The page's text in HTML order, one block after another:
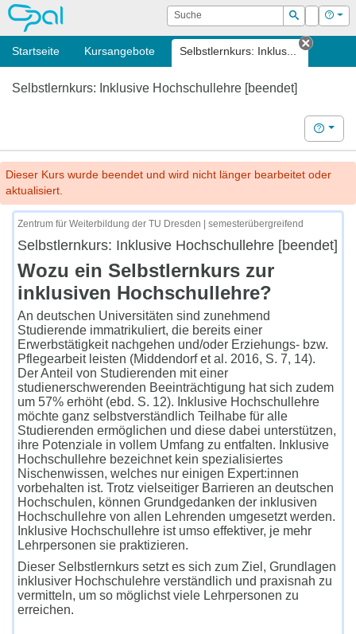
OPAL Suche
Suchen
Login Hilfe
Startseite Kursangebote Selbstlernkurs: Inklus...
Tab
Selbstlernkurs: Inklusive Hochschullehre [beendet]
Hilfe
Dieser Kurs wurde beendet und wird nicht länger bearbeitet oder
aktualisiert.
Zentrum für Weiterbildung der TU Dresden | semesterübergreifend
Selbstlernkurs: Inklusive Hochschullehre [beendet]
Wozu ein Selbstlernkurs zur
inklusiven Hochschullehre?
An deutschen Universitäten sind zunehmend
Studierende immatrikuliert, die bereits einer
Erwerbstätigkeit nachgehen und/oder Erziehungs- bzw.
Pflegearbeit leisten (Middendorf et al. 2016, S. 7, 14).
Der Anteil von Studierenden mit einer
studienerschwerenden Beeinträchtigung hat sich zudem
um 57% erhöht (ebd. S. 12). Inklusive Hochschullehre
möchte ganz selbstverständlich Teilhabe für alle
Studierenden ermöglichen und diese dabei unterstützen,
ihre Potenziale in vollem Umfang zu entfalten. Inklusive
Hochschullehre bezeichnet kein spezialisiertes
Nischenwissen, welches nur einigen Expert:innen
vorbehalten ist. Trotz vielseitiger Barrieren an deutschen
Hochschulen, können Grundgedanken der inklusiven
Hochschullehre von allen Lehrenden umgesetzt werden.
Inklusive Hochschullehre ist umso effektiver, je mehr
Lehrpersonen sie praktizieren.
Dieser Selbstlernkurs setzt es sich zum Ziel, Grundlagen
inklusiver Hochschulehre verständlich und praxisnah zu
vermitteln, um so möglichst viele Lehrpersonen zu
erreichen.